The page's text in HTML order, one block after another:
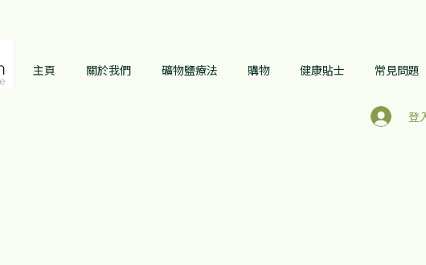
主頁 關於我們 礦物鹽療法 購物 健康貼士 常見問題
登